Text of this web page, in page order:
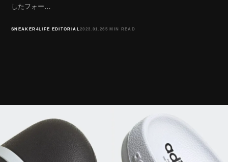
したフォー…
SNEAKER4LIFE EDITORIAL2023.01.26 5 MIN READ